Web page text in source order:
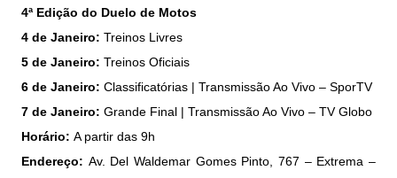
4ª Edição do Duelo de Motos
4 de Janeiro: Treinos Livres
5 de Janeiro: Treinos Oficiais
6 de Janeiro: Classificatórias | Transmissão Ao Vivo – SporTV
7 de Janeiro: Grande Final | Transmissão Ao Vivo – TV Globo
Horário: A partir das 9h
Endereço: Av. Del Waldemar Gomes Pinto, 767 – Extrema –